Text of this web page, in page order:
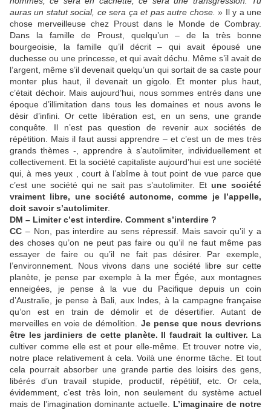
auras un statut social, ce sera ça et pas autre chose. » Il y a une
chose merveilleuse chez Proust dans le Monde de Combray.
Dans la famille de Proust, quelqu’un – de la très bonne
bourgeoisie, la famille qu’il décrit – qui avait épousé une
duchesse ou une princesse, et qui avait déchu. Même s’il avait de
l’argent, même s’il devenait quelqu’un qui sortait de sa caste pour
monter plus haut, il devenait un gigolo. Et monter plus haut,
c’était déchoir. Mais aujourd’hui, nous sommes entrés dans une
époque d’illimitation dans tous les domaines et nous avons le
désir d’infini. Or cette libération est, en un sens, une grande
conquête. Il n’est pas question de revenir aux sociétés de
répétition. Mais il faut aussi apprendre – et c’est un de mes très
grands thèmes -, apprendre à s’autolimiter, individuellement et
collectivement. Et la société capitaliste aujourd’hui est une société
qui, à mes yeux , court à l’abîme à tout point de vue parce que
c’est une société qui ne sait pas s’autolimiter. Et une société
vraiment libre, une société autonome, comme je l’appelle,
doit savoir s’autolimiter.
DM – Limiter c’est interdire. Comment s’interdire ?
CC – Non, pas interdire au sens répressif. Mais savoir qu’il y a
des choses qu’on ne peut pas faire ou qu’il ne faut même pas
essayer de faire ou qu’il ne fait pas désirer. Par exemple,
l’environnement. Nous vivons dans une société libre sur cette
planète, je pense par exemple à la mer Égée, aux montagnes
enneigées, je pense à la vue du Pacifique depuis un coin
d’Australie, je pense à Bali, aux Indes, à la campagne française
qu’on est en train de démolir et de désertifier. Autant de
merveilles en voie de démolition. Je pense que nous devrions
être les jardiniers de cette planète. Il faudrait la cultiver. La
cultiver comme elle est et pour elle-même. Et trouver notre vie,
notre place relativement à cela. Voilà une énorme tâche. Et tout
cela pourrait absorber une grande partie des loisirs des gens,
libérés d’un travail stupide, productif, répétitif, etc. Or cela,
évidemment, c’est très loin, non seulement du système actuel
mais de l’imagination dominante actuelle. L’imaginaire de notre